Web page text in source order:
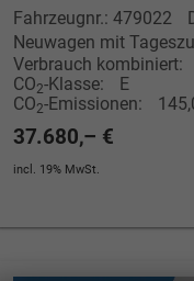
Fahrzeugnr.: 479022
Neuwagen mit
Verbrauch kombiniert:
CO2-Klasse:
E
CO2-Emissionen:
37.680,– €
incl. 19% MwSt.